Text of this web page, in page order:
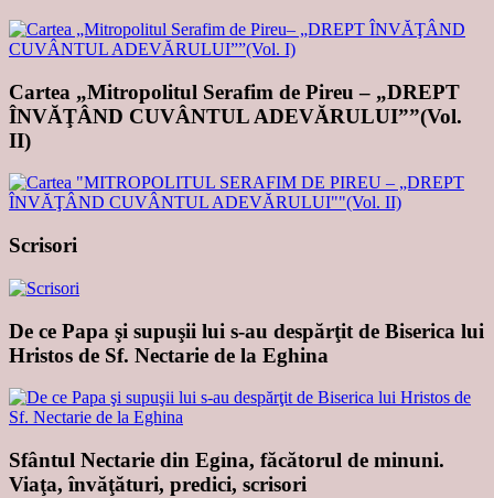
Cartea „Mitropolitul Serafim de Pireu – „DREPT
ÎNVĂŢÂND CUVÂNTUL ADEVĂRULUI””(Vol.
II)
Scrisori
De ce Papa şi supuşii lui s-au despărţit de Biserica lui
Hristos de Sf. Nectarie de la Eghina
Sfântul Nectarie din Egina, făcătorul de minuni.
Viaţa, învăţături, predici, scrisori